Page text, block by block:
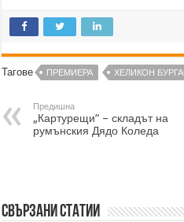
Тагове ПРЕМИЕРА ХЕЛИКОН
Предишна
„Картурещи“ – складът на
румънския Дядо Коледа
Свързани статии